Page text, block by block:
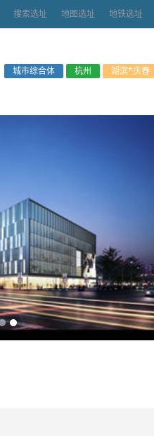
搜索选址 地图选址 地铁选址
城市综合体 杭州 湖滨*庆春